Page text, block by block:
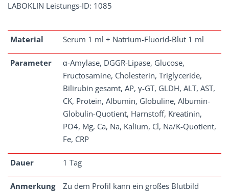
LABOKLIN Leistungs-ID: 1085
Material Serum 1 ml + Natrium-Fluorid-Blut 1 ml
Parameter
α-Amylase, DGGR-Lipase, Glucose,
Fructosamine, Cholesterin, Triglyceride,
Bilirubin gesamt, AP, γ-GT, GLDH, ALT, AST,
CK, Protein, Albumin, Globuline, Albumin-
Globulin-Quotient, Harnstoff, Kreatinin,
PO4, Mg, Ca, Na, Kalium, Cl, Na/K-Quotient,
Fe, CRP
Dauer 1 Tag
Anmerkung
Zu dem Profil kann ein großes Blutbild